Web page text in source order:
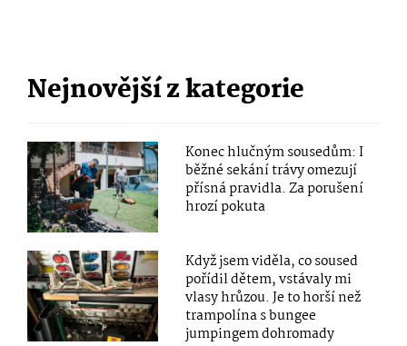
Nejnovější z kategorie
Konec hlučným sousedům: I
běžné sekání trávy omezují
přísná pravidla. Za porušení
hrozí pokuta
Když jsem viděla, co soused
pořídil dětem, vstávaly mi
vlasy hrůzou. Je to horší než
trampolína s bungee
jumpingem dohromady